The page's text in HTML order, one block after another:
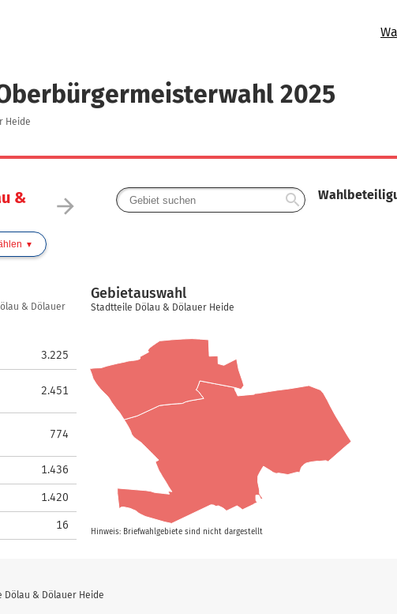
2025
Heide
arrow_forward
&
search
& Dölauer
3.225
2.451
774
1.436
1.420
16 Hinweis: Briefwahlgebiete sind nicht dargestellt
Gebietauswahl
Stadtteile Dölau & Dölauer Heide
Dölau & Dölauer Heide